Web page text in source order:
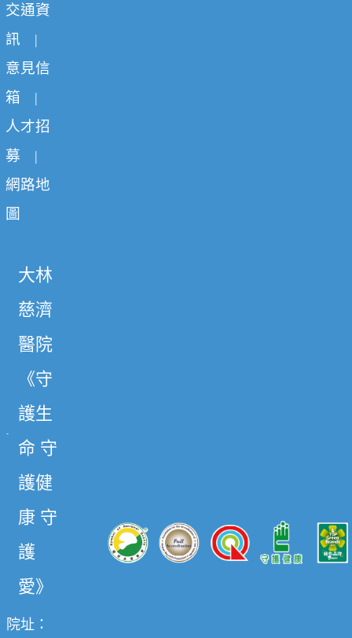
交通資
訊 |
意見信
箱 |
人才招
募 |
網路地
圖
大林
慈濟
醫院
《守
護生
命 守
護健
康 守
護
愛》
院址：